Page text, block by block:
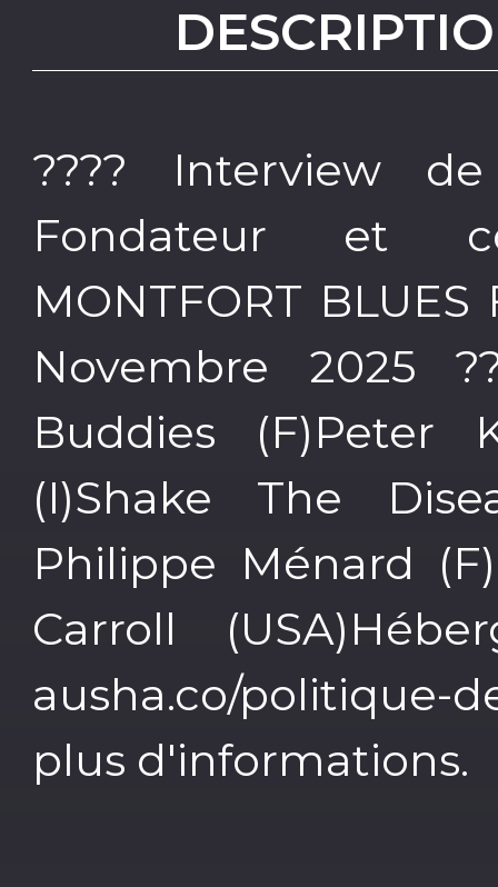
???? Interview de
Fondateur et
MONTFORT BLUES
Novembre 2025
Buddies (F)Peter
(I)Shake The
Philippe Ménard
Carroll
ausha.co/
plus d'informations.